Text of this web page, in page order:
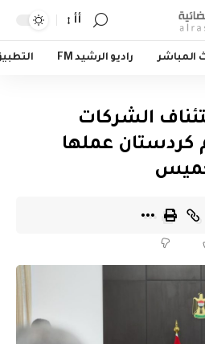
أأ
المباشر راديو الرشيد FM
الشركات
كردستان عملها